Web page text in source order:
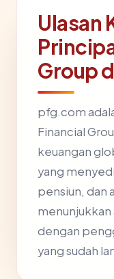
Ulasan
Group
pfg.com
Financial
keuangan
yang
pensiun, dan
dengan
yang sudah